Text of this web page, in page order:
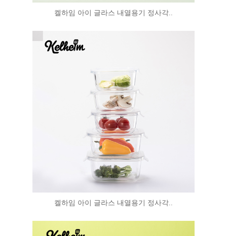
켈하임 아이 글라스 내열용기 정사각..
켈하임 아이 글라스 내열용기 정사각..